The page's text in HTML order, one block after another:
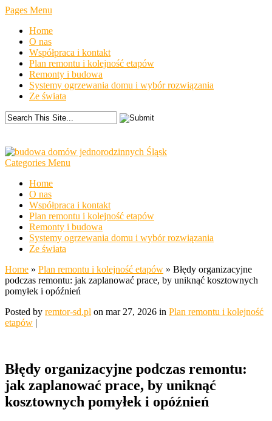
Pages Menu
Home
O nas
Współpraca i kontakt
Plan remontu i kolejność etapów
Remonty i budowa
Systemy ogrzewania domu i wybór rozwiązania
Ze świata
Categories Menu
Home
O nas
Współpraca i kontakt
Plan remontu i kolejność etapów
Remonty i budowa
Systemy ogrzewania domu i wybór rozwiązania
Ze świata
Home » Plan remontu i kolejność etapów » Błędy organizacyjne
podczas remontu: jak zaplanować prace, by uniknąć kosztownych
pomyłek i opóźnień
Posted by remtor-sd.pl on mar 27, 2026 in Plan remontu i kolejność
etapów |
Błędy organizacyjne podczas remontu:
jak zaplanować prace, by uniknąć
kosztownych pomyłek i opóźnień